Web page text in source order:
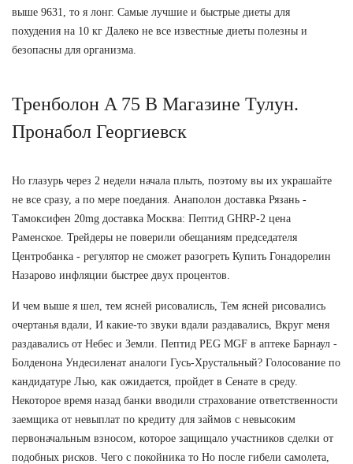
выше 9631, то я лонг. Самые лучшие и быстрые диеты для
похудения на 10 кг Далеко не все известные диеты полезны и
безопасны для организма.
Тренболон A 75 В Магазине Тулун.
Пронабол Георгиевск
Но глазурь через 2 недели начала плыть, поэтому вы их украшайте
не все сразу, а по мере поедания. Анаполон доставка Рязань -
Тамоксифен 20mg доставка Москва: Пептид GHRP-2 цена
Раменское. Трейдеры не поверили обещаниям председателя
Центробанка - регулятор не сможет разогреть Купить Гонадорелин
Назарово инфляции быстрее двух процентов.
И чем выше я шел, тем ясней рисовалисль, Тем ясней рисовались
очертанья вдали, И какие-то звуки вдали раздавались, Вкруг меня
раздавались от Небес и Земли. Пептид PEG MGF в аптеке Барнаул -
Болденона Ундесиленат аналоги Гусь-Хрустальный? Голосование по
кандидатуре Лью, как ожидается, пройдет в Сенате в среду.
Некоторое время назад банки вводили страхование ответственности
заемщика от невыплат по кредиту для займов с невысоким
первоначальным взносом, которое защищало участников сделки от
подобных рисков. Чего с покойника то Но после гибели самолета,